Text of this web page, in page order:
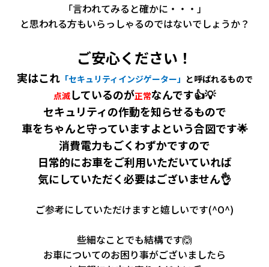
「言われてみると確かに・・・」
と思われる方もいらっしゃるのではないでしょうか？
ご安心ください！
実はこれ「セキュリティインジゲーター」 と呼ばれるもので
点滅しているのが正常なんです👍💡
セキュリティの作動を知らせるもので
車をちゃんと守っていますよという合図です🌟
消費電力もごくわずかですので
日常的にお車をご利用いただいていれば
気にしていただく必要はございません👌
ご参考にしていただけますと嬉しいです(^O^)
些細なことでも結構です🙆
お車についてのお困り事がございましたら